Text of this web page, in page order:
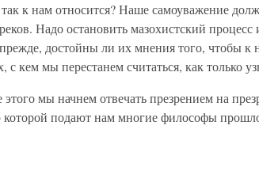
к нам относится? Наше самоуважение
Надо остановить мазохистский процесс
достойны ли их мнения того, чтобы к
с кем мы перестанем считаться, как только
мы начнем отвечать презрением на
подают нам многие философы